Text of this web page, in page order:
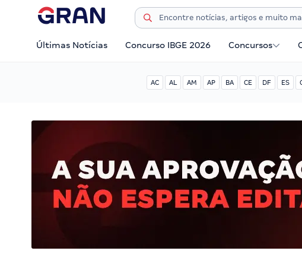
Últimas Notícias Concurso IBGE 2026 Concursos
AC AL AM AP BA CE DF ES